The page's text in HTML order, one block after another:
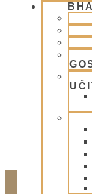
LJUBLJANA
LJUBLJANA